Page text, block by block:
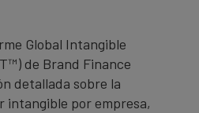
Global Intangible
de Brand Finance
detallada sobre la
intangible por empresa,